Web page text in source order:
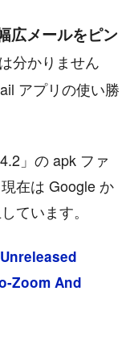
広メールをピン
は分かりません
アプリの使い勝
」の apk ファ
在は Google か
ています。
Zoom And